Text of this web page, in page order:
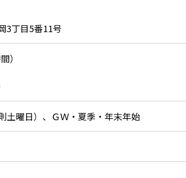
3丁目5番11号
）
土曜日）、ＧＷ・夏季・年末年始